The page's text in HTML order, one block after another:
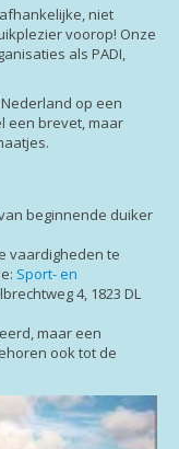
niet
voorop! Onze
als PADI,
op een
een brevet, maar
beginnende duiker
vaardigheden te
Sport- en
4, 1823 DL
maar een
ook tot de